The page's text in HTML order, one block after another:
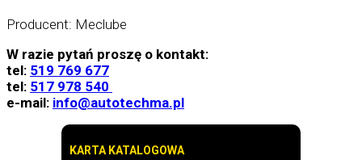
Producent: Meclube
W razie pytań proszę o kontakt:
tel: 519 769 677
tel: 517 978 540
e-mail: info@autotechma.pl
KARTA KATALOGOWA